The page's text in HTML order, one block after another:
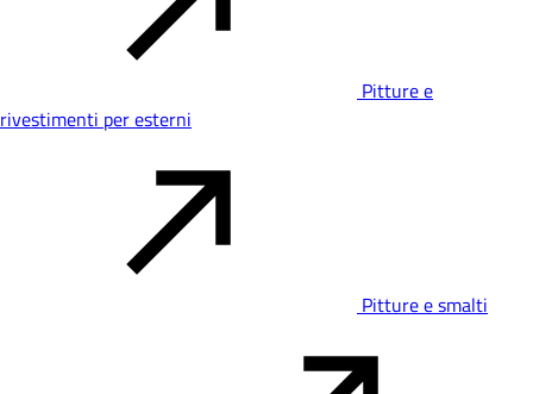
Pitture e
rivestimenti per esterni
Pitture e smalti